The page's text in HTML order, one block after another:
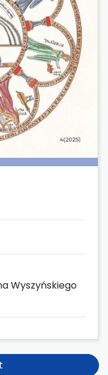
Wyszyńskiego